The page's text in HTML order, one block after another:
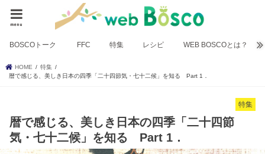
menu
BOSCOトーク FFC 特集 レシピ WEB BOSCOとは？
HOME
特集
暦で感じる、美しき日本の四季「二十四節気・七十二候」を知る Part 1．
特集
暦で感じる、美しき日本の四季「二十四節
気・七十二候」を知る Part 1．